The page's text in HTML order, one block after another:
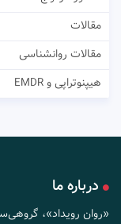
مقالات
مقالات روانشناسی
هیپنوتراپی و EMDR
درباره ما
«روان رویداد»،